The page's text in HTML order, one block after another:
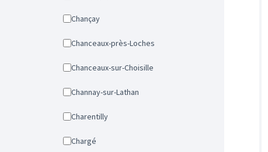
Chançay
Chanceaux-près-Loches
Chanceaux-sur-Choisille
Channay-sur-Lathan
Charentilly
Chargé